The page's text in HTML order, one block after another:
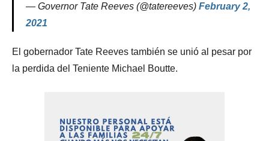
— Governor Tate Reeves (@tatereeves) February 2,
2021
El gobernador Tate Reeves también se unió al pesar por
la perdida del Teniente Michael Boutte.